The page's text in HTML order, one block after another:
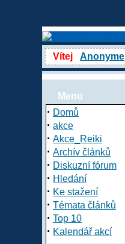
Vítej Anonyme
Menu
· Domů
· akce
· Akce_Reiki
· Archív článků
· Diskuzní fórum
· Hledání
· Ke stažení
· Témata článků
· Top 10
· Kalendář akcí